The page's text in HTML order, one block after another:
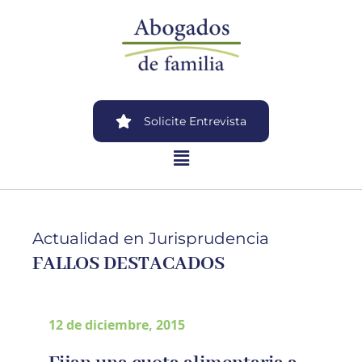
Solicite Entrevista
Actualidad en Jurisprudencia
FALLOS DESTACADOS
12 de diciembre, 2015